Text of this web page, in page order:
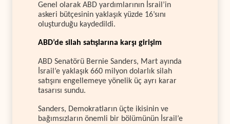
Genel olarak ABD yardımlarının İsrail’in
askeri bütçesinin yaklaşık yüzde 16’sını
oluşturduğu kaydedildi.
ABD’de silah satışlarına karşı girişim
ABD Senatörü Bernie Sanders, Mart ayında
İsrail’e yaklaşık 660 milyon dolarlık silah
satışını engellemeye yönelik üç ayrı karar
tasarısı sundu.
Sanders, Demokratların üçte ikisinin ve
bağımsızların önemli bir bölümünün İsrail’e